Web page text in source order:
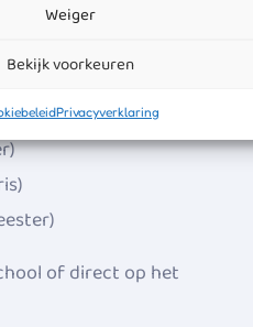
Weiger
Bekijk voorkeuren
Privacyverklaring
voor.
door drie ouders van
of direct op het